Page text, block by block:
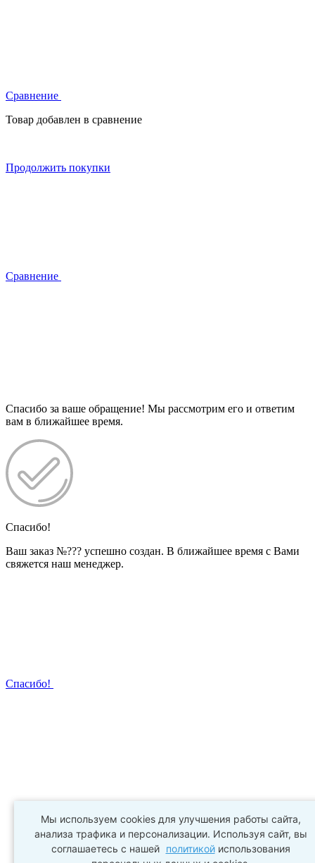
Сравнение
Товар добавлен в сравнение
Продолжить покупки
Сравнение
Спасибо за ваше обращение! Мы рассмотрим его и ответим
вам в ближайшее время.
Спасибо!
Ваш заказ №??? успешно создан. В ближайшее время с Вами
свяжется наш менеджер.
Спасибо!
Мы используем cookies для улучшения работы сайта,
анализа трафика и персонализации. Используя сайт, вы
соглашаетесь с нашей политикойиспользования